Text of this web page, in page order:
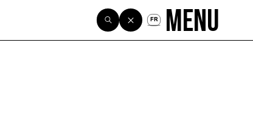
FR Menu